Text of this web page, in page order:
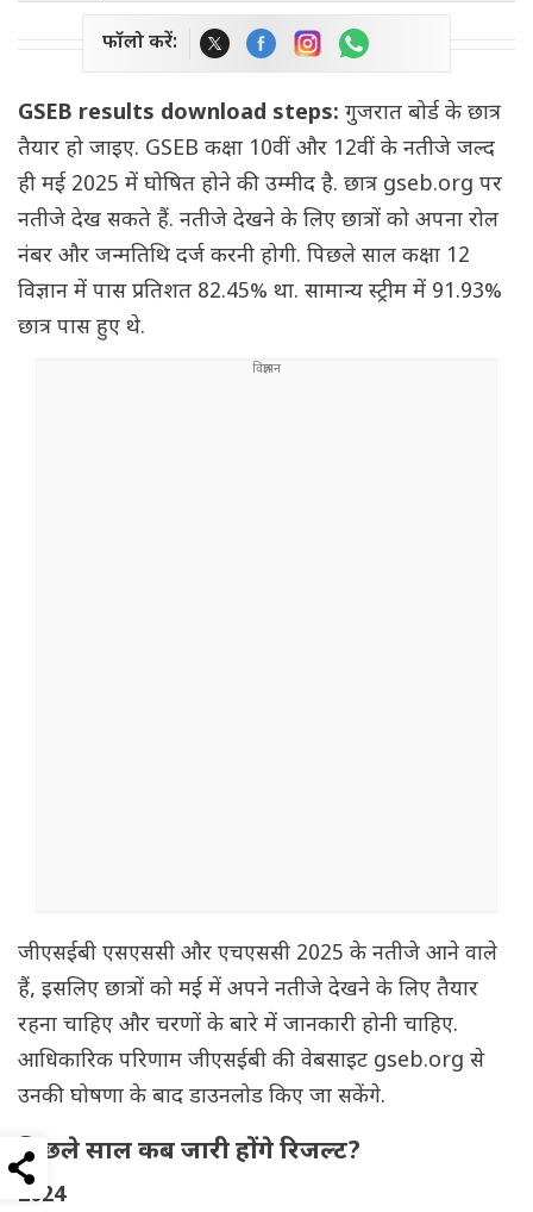
फॉलो करें:
GSEB results download steps: गुजरात बोर्ड के छात्र
तैयार हो जाइए. GSEB कक्षा 10वीं और 12वीं के नतीजे जल्द
ही मई 2025 में घोषित होने की उम्मीद है. छात्र gseb.org पर
नतीजे देख सकते हैं. नतीजे देखने के लिए छात्रों को अपना रोल
नंबर और जन्मतिथि दर्ज करनी होगी. पिछले साल कक्षा 12
विज्ञान में पास प्रतिशत 82.45% था. सामान्य स्ट्रीम में 91.93%
छात्र पास हुए थे.
जीएसईबी एसएससी और एचएससी 2025 के नतीजे आने वाले
हैं, इसलिए छात्रों को मई में अपने नतीजे देखने के लिए तैयार
रहना चाहिए और चरणों के बारे में जानकारी होनी चाहिए.
आधिकारिक परिणाम जीएसईबी की वेबसाइट gseb.org से
उनकी घोषणा के बाद डाउनलोड किए जा सकेंगे.
पिछले साल कब जारी होंगे रिजल्ट?
2024